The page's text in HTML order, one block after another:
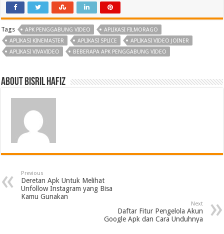
Tags APK PENGGABUNG VIDEO
APLIKASI FILMORAGO
APLIKASI KINEMASTER
APLIKASI SPLICE
APLIKASI VIDEO JOINER
APLIKASI VIVAVIDEO
BEBERAPA APK PENGGABUNG VIDEO
About Bisril Hafiz
Previous
Deretan Apk Untuk Melihat
Unfollow Instagram yang Bisa
Kamu Gunakan
Next
Daftar Fitur Pengelola Akun
Google Apk dan Cara Unduhnya